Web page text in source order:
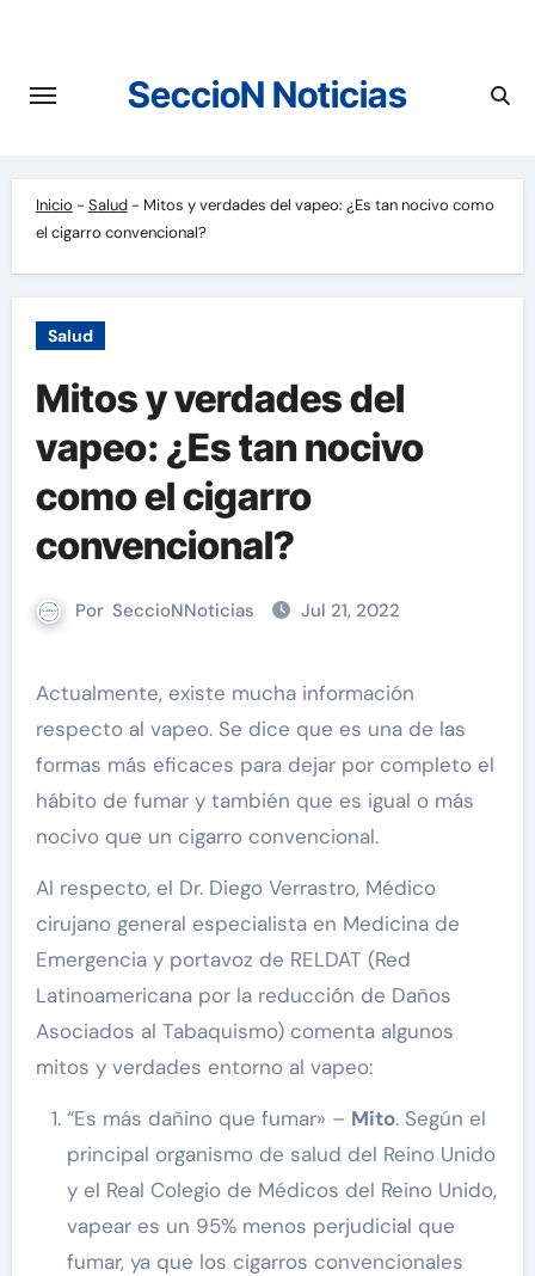
contenido
SeccioN Noticias
Inicio - Salud- Mitos y verdades del vapeo: ¿Es tan nocivo como
el cigarro convencional?
Salud
Mitos y verdades del
vapeo: ¿Es tan nocivo
como el cigarro
convencional?
Por SeccioNNoticias Jul 21, 2022
Actualmente, existe mucha información
respecto al vapeo. Se dice que es una de las
formas más eficaces para dejar por completo el
hábito de fumar y también que es igual o más
nocivo que un cigarro convencional.
Al respecto, el Dr. Diego Verrastro, Médico
cirujano general especialista en Medicina de
Emergencia y portavoz de RELDAT (Red
Latinoamericana por la reducción de Daños
Asociados al Tabaquismo) comenta algunos
mitos y verdades entorno al vapeo:
“Es más dañino que fumar» – Mito. Según el
principal organismo de salud del Reino Unido
y el Real Colegio de Médicos del Reino Unido,
vapear es un 95% menos perjudicial que
fumar, ya que los cigarros convencionales